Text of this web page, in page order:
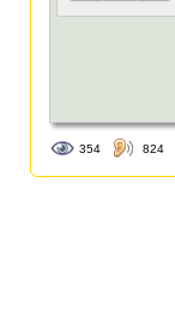
354 824